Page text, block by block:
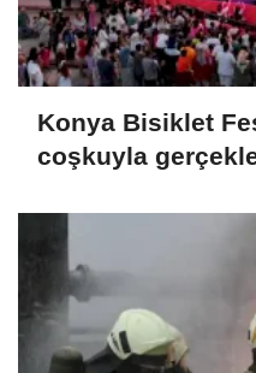
Konya Bisiklet
coşkuyla